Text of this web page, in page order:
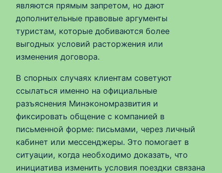
являются прямым запретом, но дают
дополнительные правовые аргументы
туристам, которые добиваются более
выгодных условий расторжения или
изменения договора.
В спорных случаях клиентам советуют
ссылаться именно на официальные
разъяснения Минэкономразвития и
фиксировать общение с компанией в
письменной форме: письмами, через личный
кабинет или мессенджеры. Это помогает в
ситуации, когда необходимо доказать, что
инициатива изменить условия поездки связана